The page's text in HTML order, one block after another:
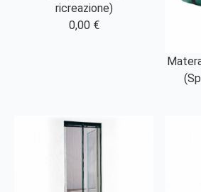
ricreazione)
0,00 €